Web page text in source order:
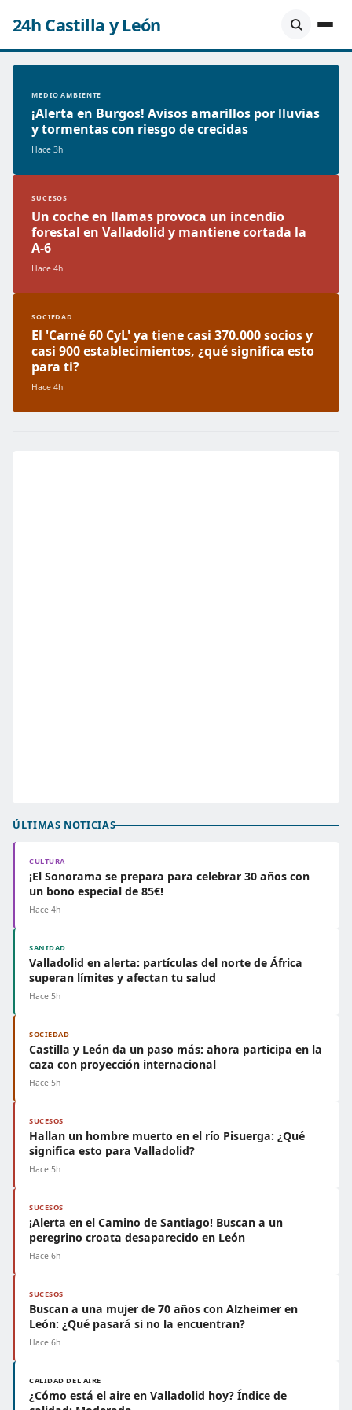
24h Castilla y León
MEDIO AMBIENTE
¡Alerta en Burgos! Avisos amarillos por lluvias
y tormentas con riesgo de crecidas
Hace 3h
SUCESOS
Un coche en llamas provoca un incendio
forestal en Valladolid y mantiene cortada la
A-6
Hace 4h
SOCIEDAD
El 'Carné 60 CyL' ya tiene casi 370.000 socios y
casi 900 establecimientos, ¿qué significa esto
para ti?
Hace 4h
ÚLTIMAS NOTICIAS
CULTURA
¡El Sonorama se prepara para celebrar 30 años con
un bono especial de 85€!
Hace 4h
SANIDAD
Valladolid en alerta: partículas del norte de África
superan límites y afectan tu salud
Hace 5h
SOCIEDAD
Castilla y León da un paso más: ahora participa en la
caza con proyección internacional
Hace 5h
SUCESOS
Hallan un hombre muerto en el río Pisuerga: ¿Qué
significa esto para Valladolid?
Hace 5h
SUCESOS
¡Alerta en el Camino de Santiago! Buscan a un
peregrino croata desaparecido en León
Hace 6h
SUCESOS
Buscan a una mujer de 70 años con Alzheimer en
León: ¿Qué pasará si no la encuentran?
Hace 6h
CALIDAD DEL AIRE
¿Cómo está el aire en Valladolid hoy? Índice de